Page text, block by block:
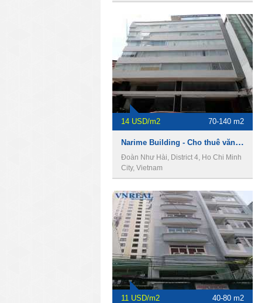
14 USD/m2 70-140 m2
Narime Building - Cho thuê văn phòng Quận 4
Đoàn Như Hài, District 4, Ho Chi Minh
City, Vietnam
11 USD/m2 40-80 m2